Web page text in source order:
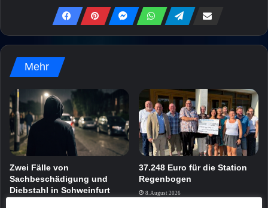
Mehr
Zwei Fälle von
Sachbeschädigung und
Diebstahl in Schweinfurt
37.248 Euro für die Station
Regenbogen
8. August 2026